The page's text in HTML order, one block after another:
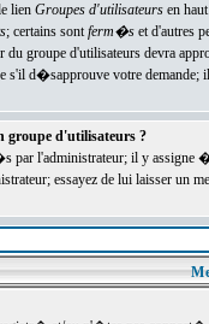
lien Groupes d'utilisateursen haut
; certains sontferm�set d'autres
groupe d'utilisateurs devra
s'il d�sapprouve votre demande;
groupe d'utilisateurs ?
par l'administrateur; il y
essayez de lui laisser un